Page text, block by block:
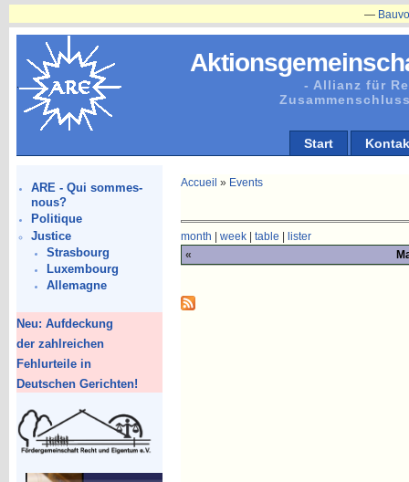
- Allianz für
Start
ARE - Qui sommes-
nous?
Politique
Justice
Strasbourg
Luxembourg
Allemagne
Neu: Aufdeckung
der zahlreichen
Fehlurteile in
Deutschen Gerichten!
Accueil » Events
month week| table
lister
«